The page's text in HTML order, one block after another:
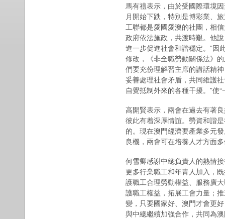
馬有禮表示，由於受國際環境
月開始下跌，特別是博彩業、
工聯都是愛國愛澳的社團，相
政府依法施政，共渡時艱。他
進一步促進社會和諧穩定。”因
修改，《非全職勞動關係法》
們要充份理解習主席的講話精
妥善處理社會矛盾，共同維護
自覺抵制外來的各種干擾。”使
高開賢表示，兩會在過去有著
彼此有着深厚情誼。勞資和諧
的。現在澳門經濟要產業多元
良機，兩會可在培養人才方面
何雪卿感謝中總負責人的熱情
更多行業職工和年青人加入，
護職工合理勞動權益、服務廣
護職工權益，拓展工會力量；
變，只要國家好、澳門才會更
與中總繼續加強合作，共同為